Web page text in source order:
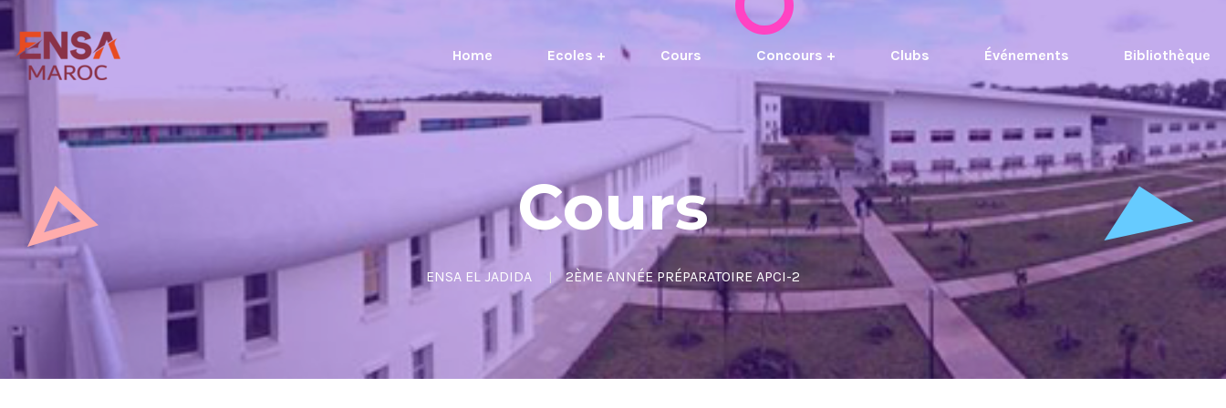
Home Ecoles + Cours Concours + Clubs Événements Bibliothèque
Cours
ENSA EL JADIDA 2ÈME ANNÉE PRÉPARATOIRE APCI-2